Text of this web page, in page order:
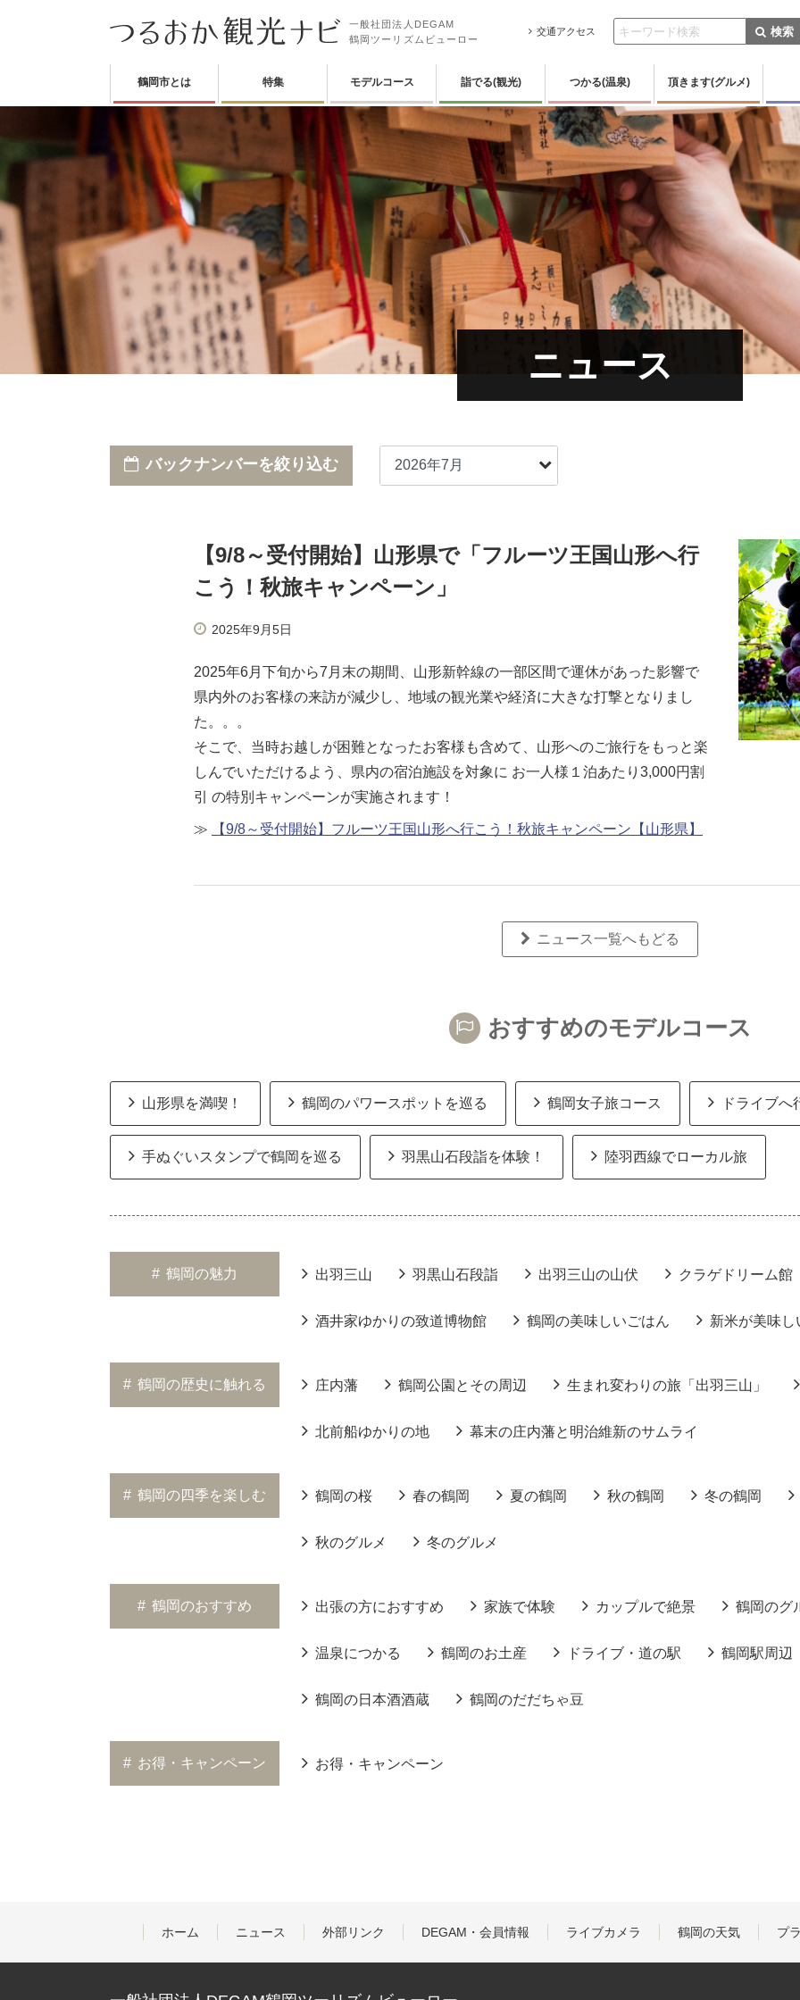
一般社団法人DEGAM
鶴岡ツーリズムビューロー
交通アクセス 検索
鶴岡市とは 特集 モデルコース 詣でる(観光) つかる(温泉) 頂きます(グルメ)
ニュース
バックナンバーを絞り込む
【9/8～受付開始】山形県で「フルーツ王国山形へ行
こう！秋旅キャンペーン」
2025年9月5日
2025年6月下旬から7月末の期間、山形新幹線の一部区間で運休があった影響で
県内外のお客様の来訪が減少し、地域の観光業や経済に大きな打撃となりまし
た。。。
そこで、当時お越しが困難となったお客様も含めて、山形へのご旅行をもっと楽
しんでいただけるよう、県内の宿泊施設を対象に お一人様１泊あたり3,000円割
引 の特別キャンペーンが実施されます！
≫ 【9/8～受付開始】フルーツ王国山形へ行こう！秋旅キャンペーン【山形県】
ニュース一覧へもどる
おすすめのモデルコース
山形県を満喫！ 鶴岡のパワースポットを巡る 鶴岡女子旅コース ドライブへ
手ぬぐいスタンプで鶴岡を巡る 羽黒山石段詣を体験！ 陸羽西線でローカル旅
# 鶴岡の魅力 出羽三山 羽黒山石段詣 出羽三山の山伏 クラゲドリーム館
酒井家ゆかりの致道博物館 鶴岡の美味しいごはん 新米が美味
# 鶴岡の歴史に触れる 庄内藩 鶴岡公園とその周辺 生まれ変わりの旅「出羽三山」
北前船ゆかりの地 幕末の庄内藩と明治維新のサムライ
# 鶴岡の四季を楽しむ 鶴岡の桜 春の鶴岡 夏の鶴岡 秋の鶴岡 冬の鶴岡
秋のグルメ 冬のグルメ
# 鶴岡のおすすめ 出張の方におすすめ 家族で体験 カップルで絶景 鶴岡のグ
温泉につかる 鶴岡のお土産 ドライブ・道の駅 鶴岡駅周辺
鶴岡の日本酒酒蔵 鶴岡のだだちゃ豆
# お得・キャンペーン お得・キャンペーン
ホーム ニュース 外部リンク DEGAM・会員情報 ライブカメラ 鶴岡の天気 プ